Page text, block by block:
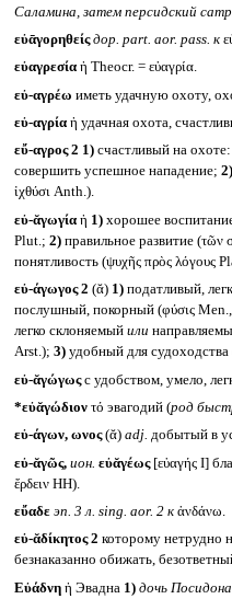
Саламина, затем персидский
εὐᾱγορηθείς дор. part. aor. pass. к
εὐαγρεσία ἡ Theocr. = εὐαγρία.
εὐ-αγρέω иметь удачную охоту,
εὐ-αγρία ἡ удачная охота,
εὔ-αγρος 2 1)счастливый на охоте:
совершить успешное нападение; 2)
ἰχθύσι Anth.).
εὐ-ᾰγωγία ἡ 1)хорошее
Plut.; 2)правильное развитие (τῶν
понятливость (ψυχῆς πρὸς λόγους
εὐ-άγωγος 2 (ᾰ) 1)податливый,
послушный, покорный (φύσις Men.,
легко склоняемый или
Arst.); 3)удобный для судоходства
εὐ-ᾰγώγωςс удобством, умело,
*εὐᾰγώδιον τό эвагодий (род
εὐ-άγων, ωνος(ᾰ) adj. добытый в
εὐ-ᾰγῶς, ион. εὐᾰγέως [εὐαγής I]
ἔρδειν HH).
εὔαδε эп. 3 л. sing. aor. 2 кἁνδάνω.
εὐ-ᾰδίκητος 2 которому нетрудно
безнаказанно обижать,
Εὐάδνη ἡ Эвадна 1) дочь